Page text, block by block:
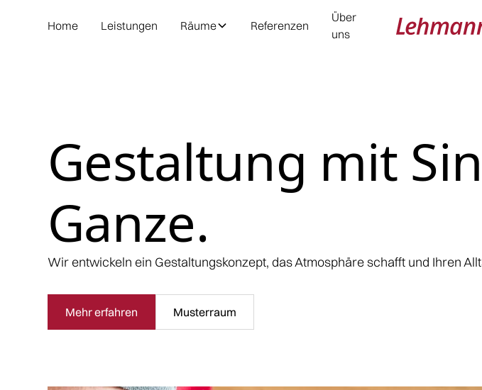
Home Leistungen Räume Referenzen
Über
uns
Gestaltung mit
Ganze.
Wir entwickeln ein Gestaltungskonzept, das Atmosphäre schafft und Ihren
Mehr erfahren Musterraum